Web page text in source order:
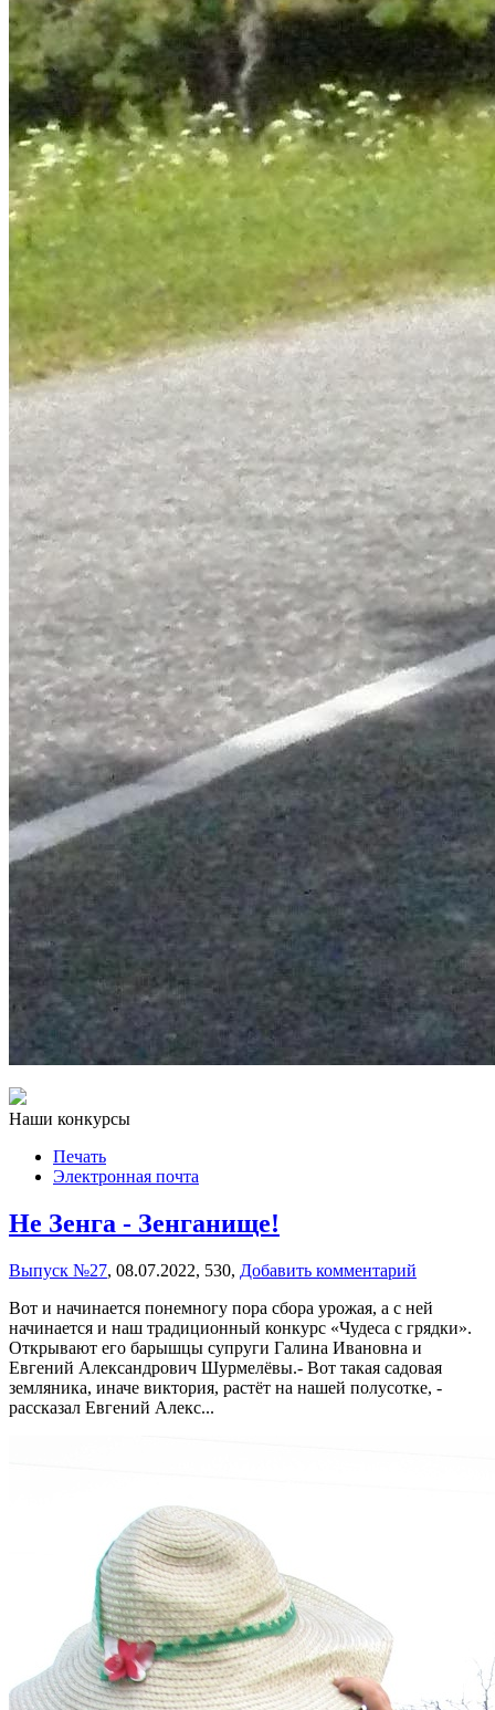
Наши конкурсы
Печать
Электронная почта
Не Зенга - Зенганище!
Выпуск №27, 08.07.2022, 530, Добавить комментарий
Вот и начинается понемногу пора сбора урожая, а с ней
начинается и наш традиционный конкурс «Чудеса с грядки».
Открывают его барышцы супруги Галина Ивановна и
Евгений Александрович Шурмелёвы.- Вот такая садовая
земляника, иначе виктория, растёт на нашей полусотке, -
рассказал Евгений Алекс...